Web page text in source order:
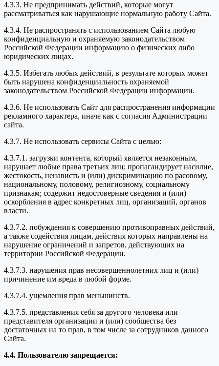
4.3.3. Не предпринимать действий, которые могут
рассматриваться как нарушающие нормальную работу Сайта.
4.3.4. Не распространять с использованием Сайта любую
конфиденциальную и охраняемую законодательством
Российской Федерации информацию о физических либо
юридических лицах.
4.3.5. Избегать любых действий, в результате которых может
быть нарушена конфиденциальность охраняемой
законодательством Российской Федерации информации.
4.3.6. Не использовать Сайт для распространения информации
рекламного характера, иначе как с согласия Администрации
сайта.
4.3.7. Не использовать сервисы Сайта с целью:
4.3.7.1. загрузки контента, который является незаконным,
нарушает любые права третьих лиц; пропагандирует насилие,
жестокость, ненависть и (или) дискриминацию по расовому,
национальному, половому, религиозному, социальному
признакам; содержит недостоверные сведения и (или)
оскорбления в адрес конкретных лиц, организаций, органов
власти.
4.3.7.2. побуждения к совершению противоправных действий,
а также содействия лицам, действия которых направлены на
нарушение ограничений и запретов, действующих на
территории Российской Федерации.
4.3.7.3. нарушения прав несовершеннолетних лиц и (или)
причинение им вреда в любой форме.
4.3.7.4. ущемления прав меньшинств.
4.3.7.5. представления себя за другого человека или
представителя организации и (или) сообщества без
достаточных на то прав, в том числе за сотрудников данного
Сайта.
4.4. Пользователю запрещается: